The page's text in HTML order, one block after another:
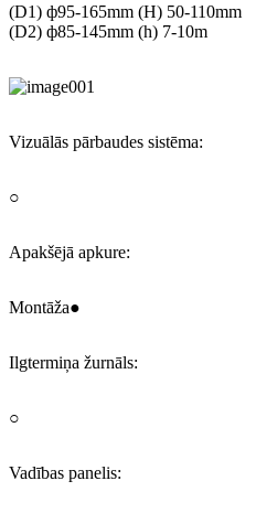
(D1) ф95-165mm (H) 50-110mm
(D2) ф85-145mm (h) 7-10m
Vizuālās pārbaudes sistēma:
○
Apakšējā apkure:
Montāža●
Ilgtermiņa žurnāls:
○
Vadības panelis: